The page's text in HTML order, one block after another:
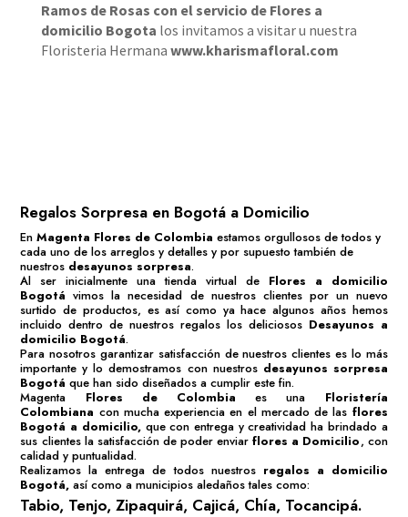
Ramos de Rosas con el servicio de Flores a
domicilio Bogota los invitamos a visitar u nuestra
Floristeria Hermana www.kharismafloral.com
Regalos Sorpresa en Bogotá a Domicilio
EnMagenta Flores de Colombia estamos orgullosos de todos y
cada uno de los arreglos y detalles y por supuesto también de
nuestros desayunos sorpresa.
Al ser inicialmente una tienda virtual de Flores a domicilio
Bogotá vimos la necesidad de nuestros clientes por un nuevo
surtido de productos, es así como ya hace algunos años hemos
incluido dentro de nuestros regalos los deliciosos Desayunos a
domicilio Bogotá.
Para nosotros garantizar satisfacción de nuestros clientes es lo más
importante y lo demostramos con nuestros desayunos sorpresa
Bogotá que han sido diseñados a cumplir este fin.
Magenta Flores de Colombia es una
Floristería
Colombiana con mucha experiencia en el mercado de las flores
Bogotá a domicilio, que con entrega y creatividad ha brindado a
sus clientes la satisfacción de poder enviar flores a Domicilio, con
calidad y puntualidad.
Realizamos la entrega de todos nuestros regalos a domicilio
Bogotá, así como a municipios aledaños tales como:
Tabio, Tenjo, Zipaquirá, Cajicá, Chía, Tocancipá.